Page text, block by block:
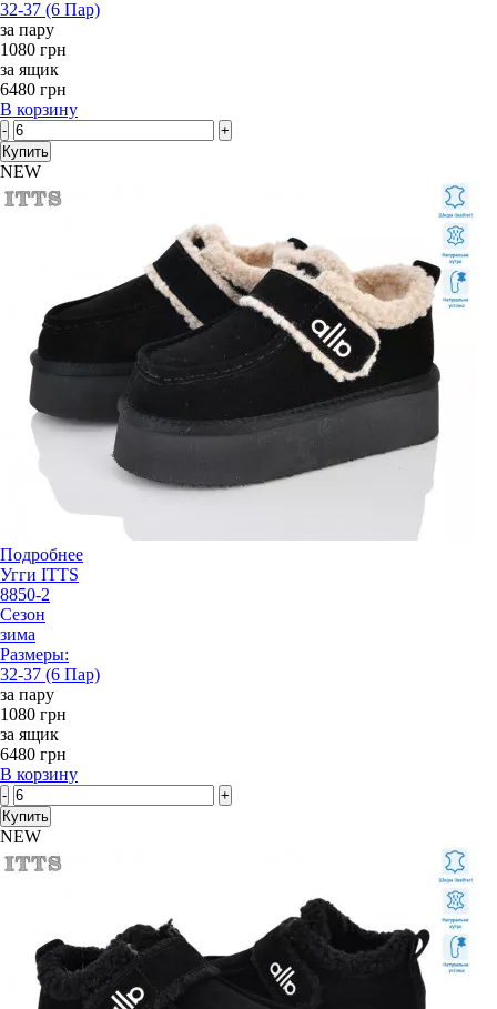
32-37 (6 Пар)
за пару
1080 грн
за ящик
6480 грн
В корзину
-
+
Купить
NEW
Подробнее
Угги ITTS
8850-2
Сезон
зима
Размеры:
32-37 (6 Пар)
за пару
1080 грн
за ящик
6480 грн
В корзину
-
+
Купить
NEW